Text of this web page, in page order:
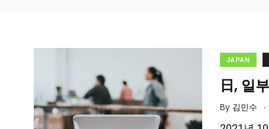
JAPAN
日, 일
By 김민수 .